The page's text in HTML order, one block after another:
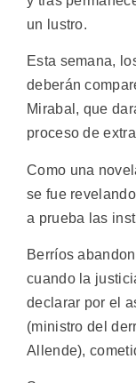
un lustro.
Esta semana,
deberán
Mirabal, que
proceso de
Como una
se fue
a prueba las
Berríos
cuando la
declarar por el
(ministro del
Allende),